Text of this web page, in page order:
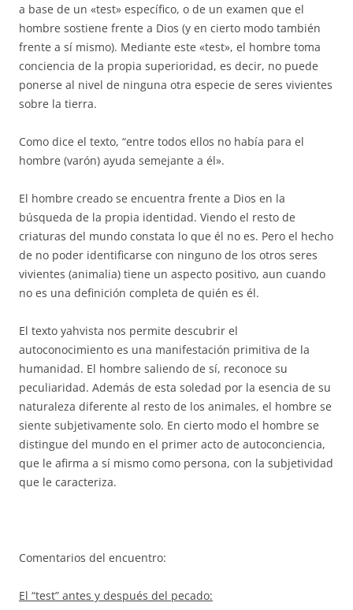
a base de un «test» específico, o de un examen que el
hombre sostiene frente a Dios (y en cierto modo también
frente a sí mismo). Mediante este «test», el hombre toma
conciencia de la propia superioridad, es decir, no puede
ponerse al nivel de ninguna otra especie de seres vivientes
sobre la tierra.
Como dice el texto, “entre todos ellos no había para el
hombre (varón) ayuda semejante a él».
El hombre creado se encuentra frente a Dios en la
búsqueda de la propia identidad. Viendo el resto de
criaturas del mundo constata lo que él no es. Pero el hecho
de no poder identificarse con ninguno de los otros seres
vivientes (animalia) tiene un aspecto positivo, aun cuando
no es una definición completa de quién es él.
El texto yahvista nos permite descubrir el
autoconocimiento es una manifestación primitiva de la
humanidad. El hombre saliendo de sí, reconoce su
peculiaridad. Además de esta soledad por la esencia de su
naturaleza diferente al resto de los animales, el hombre se
siente subjetivamente solo. En cierto modo el hombre se
distingue del mundo en el primer acto de autoconciencia,
que le afirma a sí mismo como persona, con la subjetividad
que le caracteriza.
Comentarios del encuentro:
El “test” antes y después del pecado: